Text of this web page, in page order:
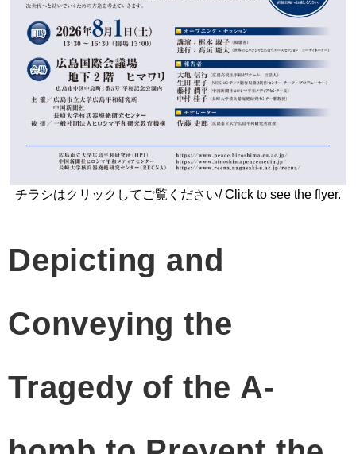
チラシはクリックしてご覧ください/ Click to see the flyer.
Depicting and
Conveying the
Tragedy of the A-